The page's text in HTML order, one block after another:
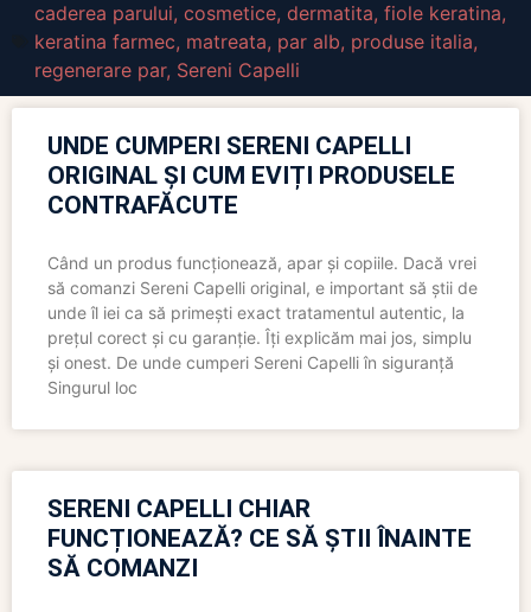
caderea parului, cosmetice, dermatita, fiole keratina,
keratina farmec, matreata, par alb, produse italia,
regenerare par, Sereni Capelli
UNDE CUMPERI SERENI CAPELLI
ORIGINAL ȘI CUM EVIȚI PRODUSELE
CONTRAFĂCUTE
Când un produs funcționează, apar și copiile. Dacă vrei
să comanzi Sereni Capelli original, e important să știi de
unde îl iei ca să primești exact tratamentul autentic, la
prețul corect și cu garanție. Îți explicăm mai jos, simplu
și onest. De unde cumperi Sereni Capelli în siguranță
Singurul loc
SERENI CAPELLI CHIAR
FUNCȚIONEAZĂ? CE SĂ ȘTII ÎNAINTE
SĂ COMANZI